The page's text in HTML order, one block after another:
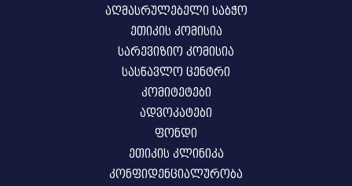
აღმასრულებელი საბჭო
ეთიკის კომისია
სარევიზიო კომისია
სასწავლო ცენტრი
კომიტეტები
ადვოკატები
ფონდი
ეთიკის კლინიკა
კონფიდენციალურობა